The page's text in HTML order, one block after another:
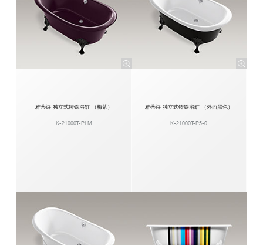
雅蒂诗 独立式铸铁浴缸 （梅紫）
K-21000T-PLM
雅蒂诗 独立式铸铁浴缸 （外面黑色）
K-21000T-P5-0